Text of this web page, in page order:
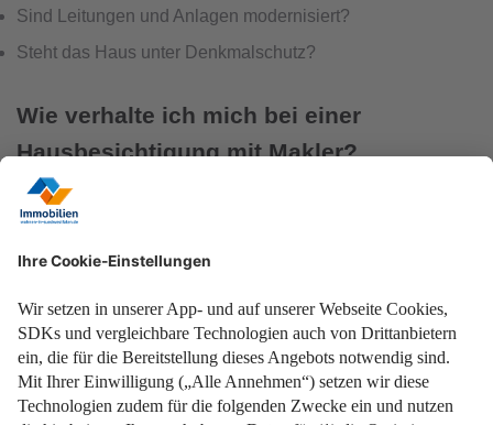
Sind Leitungen und Anlagen modernisiert?
Steht das Haus unter Denkmalschutz?
Wie verhalte ich mich bei einer
Hausbesichtigung mit Makler?
So sollten Sie sich bei einer Hausbesichtigung dem Makler
Begrüßen Sie alle Anwesenden freundlich und stellen Sie
sich kurz vor.
Zeigen Sie Interesse, aber bleiben Sie sachlich und
respektvoll.